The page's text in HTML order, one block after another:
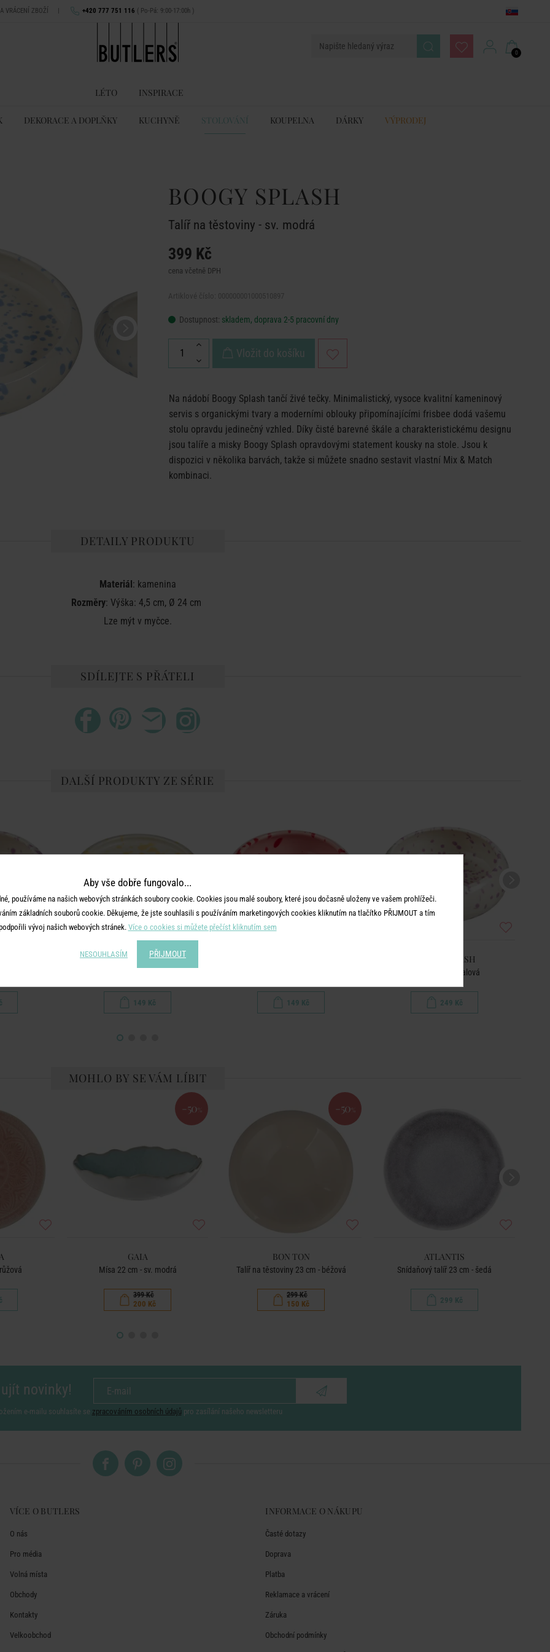
VRÁCENÍ ZBOŽÍ | +420 777 751 116 ( Po-Pá: 9:00-17:00h )
0
LÉTO INSPIRACE
DEKORACE A DOPLŇKY KUCHYNĚ STOLOVÁNÍ KOUPELNA DÁRKY VÝPRODEJ
BOOGY SPLASH
Talíř na těstoviny - sv. modrá
399 Kč
cena včetně DPH
Dostupnost: skladem, doprava 2-5 pracovní dny
Vložit do košíku
Na nádobí Boogy Splash tančí živé tečky. Minimalistický, vysoce kvalitní kameninový
servis s organickými tvary a moderními oblouky připomínajícími frisbee dodá vašemu
stolu opravdu jedinečný vzhled. Díky čisté barevné škále a charakteristickému designu
jsou talíře a misky Boogy Splash opravdovými statement kousky na stole. Jsou k
dispozici v několika barvách, takže si můžete snadno sestavit vlastní Mix & Match
kombinaci.
DETAILY PRODUKTU
Materiál: kamenina
Rozměry: Výška: 4,5 cm, Ø 24 cm
Lze mýt v myčce.
SDÍLEJTE S PŘÁTELI
DALŠÍ PRODUKTY ZE SÉRIE
BOOGY SPLASH
149 Kč 149 Kč
BOOGY SPLASH
Miska 16 cm - fialová
249 Kč
MOHLO BY SE VÁM LÍBIT
-50 %
GAIA
Mísa 22 cm - sv. modrá
399 Kč
200 Kč
-50 %
BON TON
Talíř na těstoviny 23 cm - béžová
299 Kč
150 Kč
ATLANTIS
Snídaňový talíř 23 cm - šedá
299 Kč
novinky!
e-mailu souhlasíte se zpracováním osobních údajů pro zasílání našeho newsletteru
VÍCE O BUTLERS
O nás
Pro média
Volná místa
Obchody
Kontakty
Velkoobchod
INFORMACE O NÁKUPU
Časté dotazy
Doprava
Platba
Reklamace a vrácení
Záruka
Obchodní podmínky
Aby vše dobře fungovalo...
používáme na našich webových stránkách soubory cookie. Cookies jsou malé soubory, které jsou dočasně uloženy ve vašem prohlížeči.
základních souborů cookie. Děkujeme, že jste souhlasili s používáním marketingových cookies kliknutím na tlačítko PŘIJMOUT a tím
vývoj našich webových stránek.Více o cookies si můžete přečíst kliknutím sem
NESOUHLASÍM PŘIJMOUT